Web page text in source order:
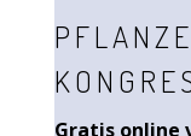
Gratis online